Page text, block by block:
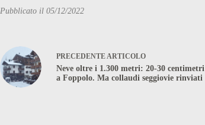
Pubblicato il 05/12/2022
PRECEDENTEARTICOLO
Neve oltre i 1.300 metri: 20-30 centimetri
a Foppolo. Ma collaudi seggiovie rinviati